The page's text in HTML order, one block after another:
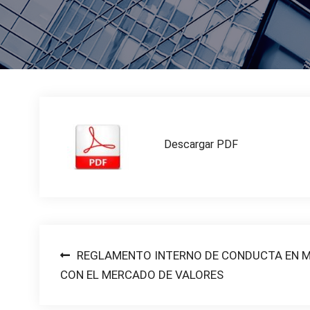
Descargar PDF
Post
navigation
REGLAMENTO INTERNO DE CONDUCTA EN
CON EL MERCADO DE VALORES